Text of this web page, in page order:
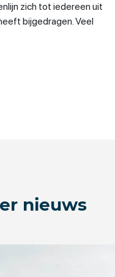
zich tot iedereen uit
bijgedragen. Veel
nieuws